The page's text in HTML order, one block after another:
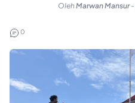
OlehMarwan Mansur -
0